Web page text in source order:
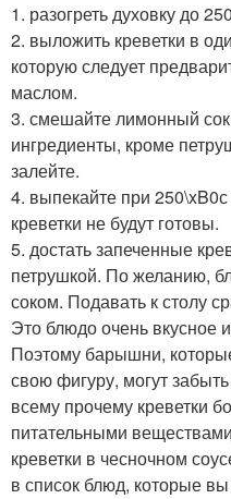
1. разогреть духовку до
2. выложить креветки в
которую следует
маслом.
3. смешайте лимонный
ингредиенты, кроме
залейте.
4. выпекайте при
креветки не будут готовы.
5. достать запеченные
петрушкой. По желанию,
соком. Подавать к столу
Это блюдо очень вкусное
Поэтому барышни,
свою фигуру, могут
всему прочему креветки
питательными
креветки в чесночном
в список блюд, которые вы